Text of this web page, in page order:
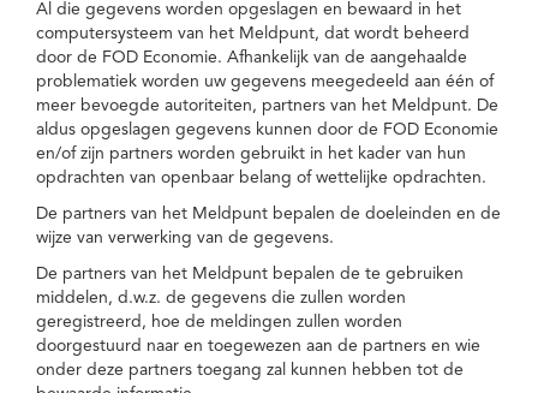
Al die gegevens worden opgeslagen en bewaard in het
computersysteem van het Meldpunt, dat wordt beheerd
door de FOD Economie. Afhankelijk van de aangehaalde
problematiek worden uw gegevens meegedeeld aan één of
meer bevoegde autoriteiten, partners van het Meldpunt. De
aldus opgeslagen gegevens kunnen door de FOD Economie
en/of zijn partners worden gebruikt in het kader van hun
opdrachten van openbaar belang of wettelijke opdrachten.
De partners van het Meldpunt bepalen de doeleinden en de
wijze van verwerking van de gegevens.
De partners van het Meldpunt bepalen de te gebruiken
middelen, d.w.z. de gegevens die zullen worden
geregistreerd, hoe de meldingen zullen worden
doorgestuurd naar en toegewezen aan de partners en wie
onder deze partners toegang zal kunnen hebben tot de